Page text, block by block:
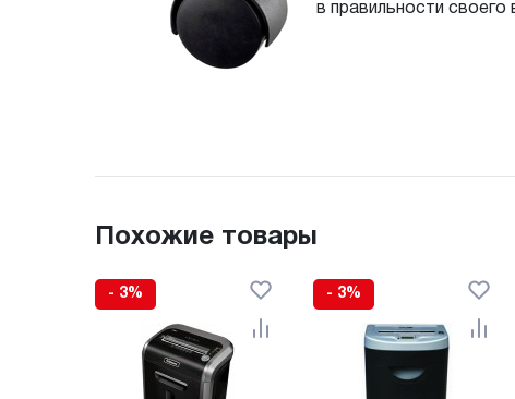
в правильности своего
Похожие товары
- 3% - 3%